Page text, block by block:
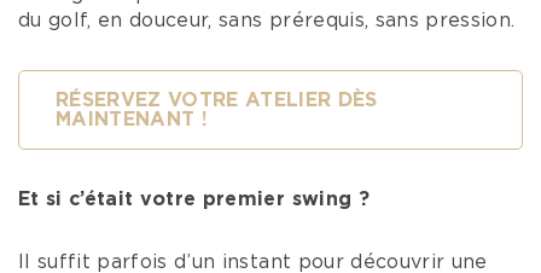
du golf, en douceur, sans prérequis, sans pression.
RÉSERVEZ VOTRE ATELIER DÈS
MAINTENANT !
Et si c’était votre premier swing ?
Il suffit parfois d’un instant pour découvrir une